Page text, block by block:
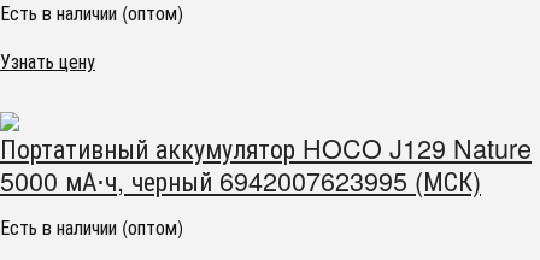
Есть в наличии (оптом)
Узнать цену
Портативный аккумулятор HOCO J129 Nature
5000 мА⋅ч, черный 6942007623995 (МСК)
Есть в наличии (оптом)